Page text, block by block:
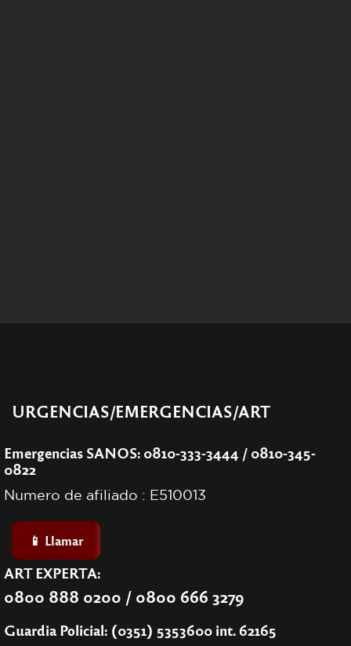
URGENCIAS/EMERGENCIAS/ART
Emergencias SANOS: 0810-333-3444 / 0810-345-
0822
Numero de afiliado : E510013
📱 Llamar
ART EXPERTA:
0800 888 0200 / 0800 666 3279
Guardia Policial: (0351) 5353600 int. 62165